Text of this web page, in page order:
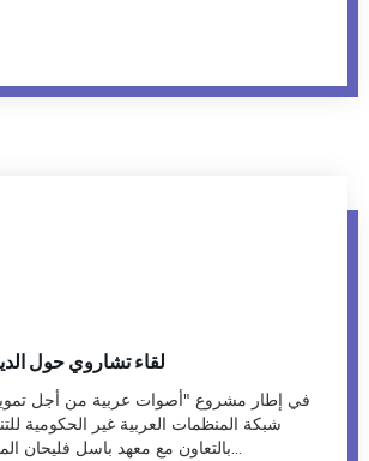
لقاء تشاروي حول
في إطار مشروع "أصوات عربية من أجل
بالتعاون مع معهد باسل فليحان المالي والاقتصادي، ل...